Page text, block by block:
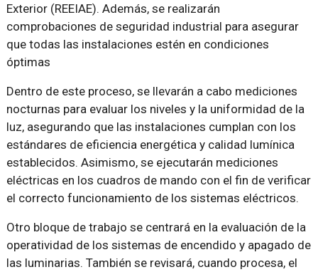
Exterior (REEIAE). Además, se realizarán
comprobaciones de seguridad industrial para asegurar
que todas las instalaciones estén en condiciones
óptimas
Dentro de este proceso, se llevarán a cabo mediciones
nocturnas para evaluar los niveles y la uniformidad de la
luz, asegurando que las instalaciones cumplan con los
estándares de eficiencia energética y calidad lumínica
establecidos. Asimismo, se ejecutarán mediciones
eléctricas en los cuadros de mando con el fin de verificar
el correcto funcionamiento de los sistemas eléctricos.
Otro bloque de trabajo se centrará en la evaluación de la
operatividad de los sistemas de encendido y apagado de
las luminarias. También se revisará, cuando procesa, el